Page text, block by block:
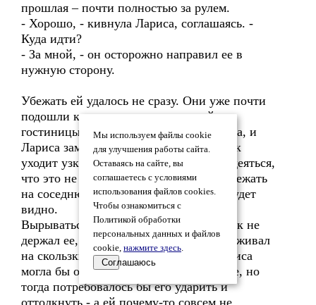
прошлая – почти полностью за рулем.
- Хорошо, - кивнула Лариса, соглашаясь. -
Куда идти?
- За мной, - он осторожно направил ее в
нужную сторону.
Убежать ей удалось не сразу. Они уже почти
подошли к дверям то ли маленькой
гостиницы, то ли частного пансиончика, и
Лариса заметила, как между домов вбок
уходит узкий переулок. Оставалось надеяться,
что это не тупик, и что она сумеет выбежать
на соседнюю улицу, а там... ну, а там будет
видно.
Вырываться не потребовалось - спутник не
держал ее, а, скорее, осторожно поддерживал
на скользких от наледи тротуарах. Лариса
могла бы отскочить в сторону и раньше, но
тогда потребовалось бы его ударить и
оттолкнуть - а ей почему-то совсем не
Мы используем файлы cookie
для улучшения работы сайта.
Оставаясь на сайте, вы
соглашаетесь с условиями
использования файлов cookies.
Чтобы ознакомиться с
Политикой обработки
персональных данных и файлов
cookie, нажмите здесь.
Соглашаюсь